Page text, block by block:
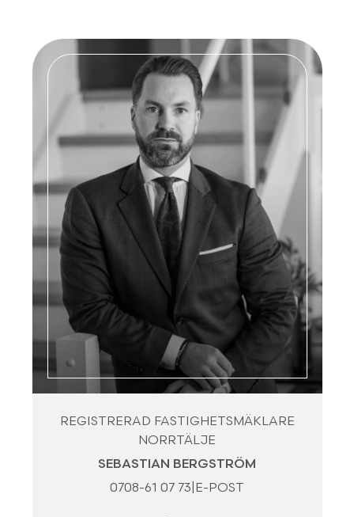
REGISTRERAD FASTIGHETSMÄKLARE
NORRTÄLJE
SEBASTIAN BERGSTRÖM
0708-61 07 73 E-POST